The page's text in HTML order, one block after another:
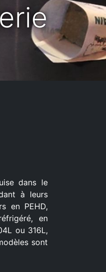
dans le
à leurs
en PEHD,
en
ou 316L,
sont